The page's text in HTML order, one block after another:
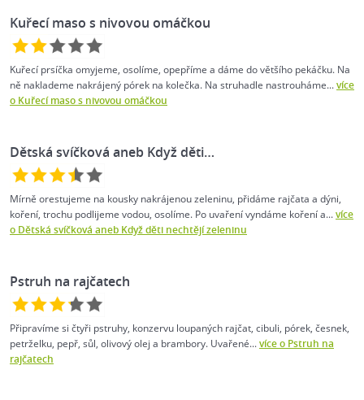
Kuřecí maso s nivovou omáčkou
Kuřecí prsíčka omyjeme, osolíme, opepříme a dáme do většího pekáčku. Na
ně naklademe nakrájený pórek na kolečka. Na struhadle nastrouháme...více
o Kuřecí maso s nivovou omáčkou
Dětská svíčková aneb Když děti…
Mírně orestujeme na kousky nakrájenou zeleninu, přidáme rajčata a dýni,
koření, trochu podlijeme vodou, osolíme. Po uvaření vyndáme koření a...více
o Dětská svíčková aneb Když děti nechtějí zeleninu
Pstruh na rajčatech
Připravíme si čtyři pstruhy, konzervu loupaných rajčat, cibuli, pórek, česnek,
petrželku, pepř, sůl, olivový olej a brambory. Uvařené...více o Pstruh na
rajčatech